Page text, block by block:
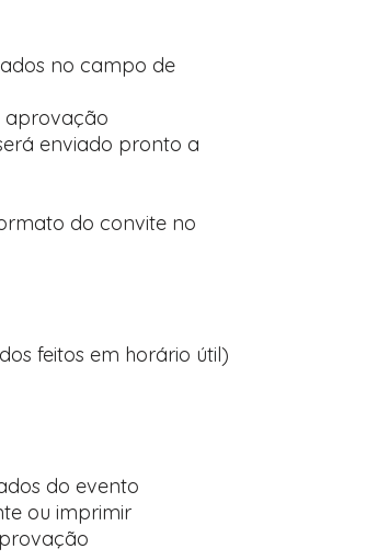
no campo de
aprovação
enviado pronto a
do convite no
feitos em horário útil)
do evento
ou imprimir